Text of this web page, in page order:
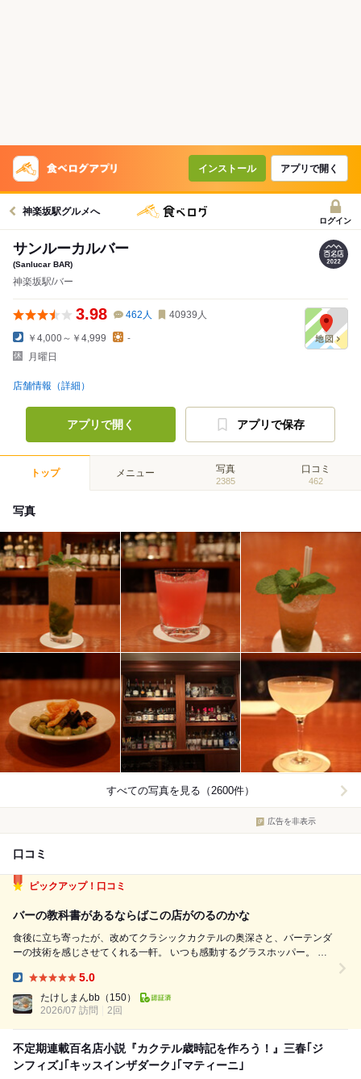
インストール アプリで開く
神楽坂駅グルメへ
ログイン
サンルーカルバー
(Sanlucar BAR)
神楽坂駅/バー
3.98 462 人 40939 人
￥4,000～￥4,999
-
月曜日
店舗情報（詳細）
アプリで開く アプリで保存
トップ メニュー 写真
2385
口コミ
462
写真
すべての写真を見る（2600件）
広告を非表示
口コミ
ピックアップ！口コミ
バーの教科書があるならばこの店がのるのかな
食後に立ち寄ったが、改めてクラシックカクテルの奥深さと、バーテンダ
ーの技術を感じさせてくれる一軒。 いつも感動するグラスホッパー。 こ
う多くない。 アルコール感はほとんど感じさせず、まるで上質なクラフ
トフローズンクリーム...
5.0
たけしまんbb （150）
2026/07 訪問
2回
不定期連載百名店小説『カクテル歳時記を作ろう！』三春｢ジ
ンフィズ｣｢キッスインザダーク｣｢マティーニ｣